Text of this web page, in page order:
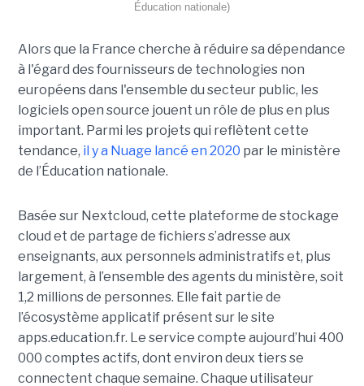
Éducation nationale)
Alors que la France cherche à réduire sa dépendance
à l'égard des fournisseurs de technologies non
européens dans l'ensemble du secteur public, les
logiciels open source jouent un rôle de plus en plus
important. Parmi les projets qui reflètent cette
tendance, il y a Nuage lancé en 2020 par le ministère
de l’Éducation nationale.
Basée sur Nextcloud, cette plateforme de stockage
cloud et de partage de fichiers s’adresse aux
enseignants, aux personnels administratifs et, plus
largement, à l’ensemble des agents du ministère, soit
1,2 millions de personnes. Elle fait partie de
l’écosystème applicatif présent sur le site
apps.education.fr. Le service compte aujourd’hui 400
000 comptes actifs, dont environ deux tiers se
connectent chaque semaine. Chaque utilisateur